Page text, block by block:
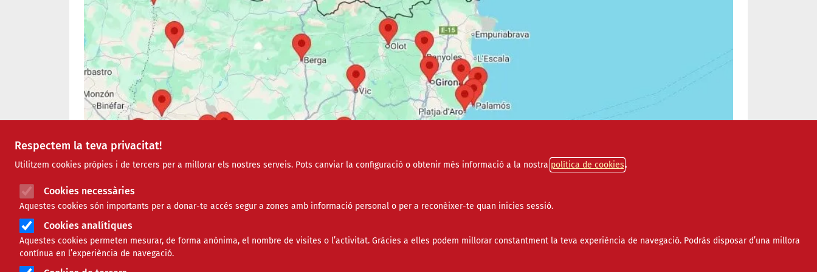
Respectem la teva privacitat!
Utilitzem cookies pròpies i de tercers per a millorar els nostres serveis. Pots canviar la configuració o obtenir més informació a la nostra política de cookies
Cookies necessàries
Aquestes cookies són importants per a donar-te accés segur a zones amb informació personal o per a reconèixer-te quan inicies sessió.
Cookies analítiques
Aquestes cookies permeten mesurar, de forma anònima, el nombre de visites o l’activitat. Gràcies a elles podem millorar constantment la teva experiència de navegació. Podràs disposar d’una millora
contínua en l’experiència de navegació.